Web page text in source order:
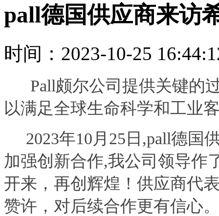
pall德国供应商来访
时间：2023-10-25
Pall颇尔公司提供关键的
以满足全球生命科学和工业
2023年10月25日,pall德国
加强创新合作,我公司领导作
开来，再创辉煌！供应商代
赞许，对后续合作更有信心